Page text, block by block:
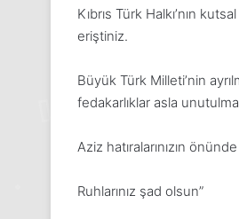
Kıbrıs Türk Halkı’nın
eriştiniz.
Büyük Türk Milleti’nin
fedakarlıklar asla
Aziz hatıralarınızın
Ruhlarınız şad olsun”
24
Gıynık
Medya
24 Kasım